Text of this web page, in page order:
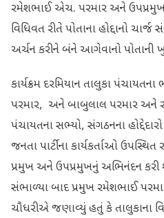
રમેશભાઈ એચ. પરમાર અને
વિધિવત રીતે પોતાના હોદ્દાનો
અર્ચન કરીને બંને આગેવાનો પોતાની
કાર્યક્રમ દરમિયાન તાલુકા
પરમાર, અને બાબુલાલ પરમાર અને
પંચાયતના સભ્યો, સંગઠનના
જનતા પાર્ટીના કાર્યકર્તાઓ
પ્રમુખ અને ઉપપ્રમુખનું અભિનંદન
સંભાળ્યા બાદ પ્રમુખ રમેશભાઈ
ચૌધરીએ જણાવ્યું હતું કે તાલુકાના